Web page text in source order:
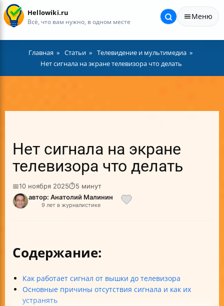
Hellowiki.ru
Всё, что вам нужно, в одном месте
Меню
Главная Статьи
Телевидение и мультимедиа
Нет сигнала на экране телевизора что делать
Нет сигнала на экране
телевизора что делать
📅10 ноября 2025⏱5 минут
автор: Анатолий Малинин
9 лет в журналистике
Содержание:
Как работает сигнал от вышки до телевизора
Основные причины отсутствия сигнала и как их
устранять